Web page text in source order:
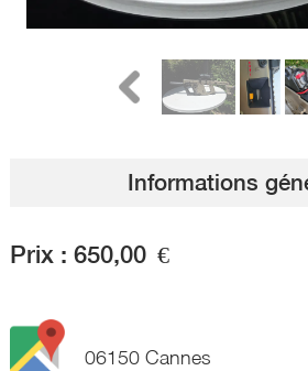
Informations
Prix : 650,00 €
06150 Cannes